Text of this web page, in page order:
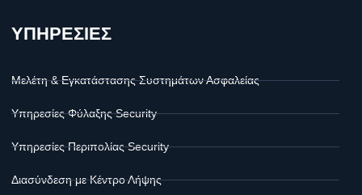
ΥΠΗΡΕΣΙΕΣ
Μελέτη & Εγκατάστασης Συστημάτων Ασφαλείας
Υπηρεσίες Φύλαξης Security
Υπηρεσίες Περιπολίας Security
Διασύνδεση με Κέντρο Λήψης